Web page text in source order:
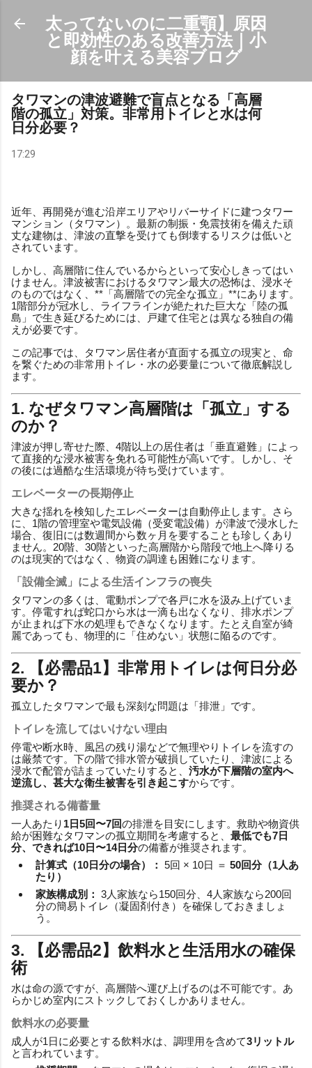
スキップしてメイン コンテンツに移動
太ってないのに二重顎】原因
と即効性のある改善方法｜小
顔を叶える美容ブログ
タワマンの津波避難で盲点となる「高層
階の孤立」対策。非常用トイレと水は何
日分必要？
17:29
近年、再開発が進む沿岸エリアやリバーサイドに建つタワー
マンション（タワマン）。最新の制振・免震技術を備えた頑
丈な建物は、津波の直撃を受けても倒壊するリスクは低いと
されています。
しかし、高層階に住んでいるからといって安心しきってはい
けません。津波被害におけるタワマン最大の恐怖は、浸水そ
のものではなく、**「高層階での完全な孤立」**にあります。
1階部分が冠水し、ライフラインが絶たれた巨大な「陸の孤
島」で生き延びるためには、戸建て住宅とは異なる独自の備
えが必要です。
この記事では、タワマン居住者が直面する孤立の現実と、命
を繋ぐための非常用トイレ・水の必要量について徹底解説し
ます。
1. なぜタワマン高層階は「孤立」する
のか？
津波が押し寄せた際、4階以上の居住者は「垂直避難」によっ
て直接的な浸水被害を免れる可能性が高いです。しかし、そ
の後には過酷な生活環境が待ち受けています。
エレベーターの長期停止
大きな揺れを検知したエレベーターは自動停止します。さら
に、1階の管理室や電気設備（受変電設備）が津波で浸水した
場合、復旧には数週間から数ヶ月を要することも珍しくあり
ません。20階、30階といった高層階から階段で地上へ降りる
のは現実的ではなく、物資の調達も困難になります。
「設備全滅」による生活インフラの喪失
タワマンの多くは、電動ポンプで各戸に水を汲み上げていま
す。停電すれば蛇口から水は一滴も出なくなり、排水ポンプ
が止まれば下水の処理もできなくなります。たとえ自室が綺
麗であっても、物理的に「住めない」状態に陥るのです。
2. 【必需品1】非常用トイレは何日分必
要か？
孤立したタワマンで最も深刻な問題は「排泄」です。
トイレを流してはいけない理由
停電や断水時、風呂の残り湯などで無理やりトイレを流すの
は厳禁です。下の階で排水管が破損していたり、津波による
浸水で配管が詰まっていたりすると、 汚水が下層階の室内へ
逆流し、甚大な衛生被害を引き起こすからです。
推奨される備蓄量
一人あたり 1日5回〜7回の排泄を目安にします。救助や物資供
給が困難なタワマンの孤立期間を考慮すると、 最低でも7日
分、できれば10日〜14日分の備蓄が推奨されます。
計算式（10日分の場合）： 5回 × 10日 ＝ 50回分（1人あ
たり）
家族構成別： 3人家族なら150回分、4人家族なら200回
分の簡易トイレ（凝固剤付き）を確保しておきましょ
う。
3. 【必需品2】飲料水と生活用水の確保
術
水は命の源ですが、高層階へ運び上げるのは不可能です。あ
らかじめ室内にストックしておくしかありません。
飲料水の必要量
成人が1日に必要とする飲料水は、調理用を含めて3リットル
と言われています。